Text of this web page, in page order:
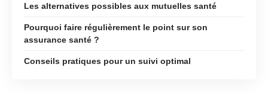
Les alternatives possibles aux mutuelles santé
Pourquoi faire régulièrement le point sur son
assurance santé ?
Conseils pratiques pour un suivi optimal